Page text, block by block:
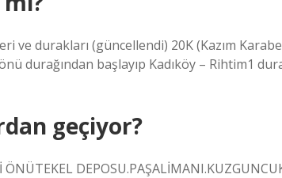
ve durakları (güncellendi) 20K (Kazım
durağından başlayıp Kadıköy – Rihtim1
geçiyor?